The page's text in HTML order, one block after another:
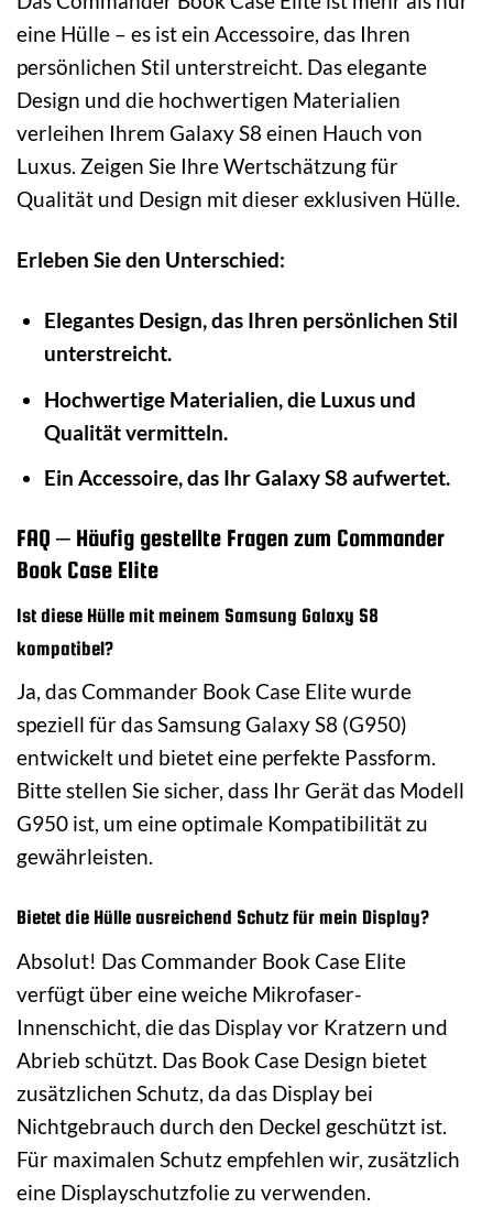
eine Hülle – es ist ein Accessoire, das Ihren
persönlichen Stil unterstreicht. Das elegante
Design und die hochwertigen Materialien
verleihen Ihrem Galaxy S8 einen Hauch von
Luxus. Zeigen Sie Ihre Wertschätzung für
Qualität und Design mit dieser exklusiven Hülle.
Erleben Sie den Unterschied:
Elegantes Design, das Ihren persönlichen Stil
unterstreicht.
Hochwertige Materialien, die Luxus und
Qualität vermitteln.
Ein Accessoire, das Ihr Galaxy S8 aufwertet.
FAQ – Häufig gestellte Fragen zum Commander
Book Case Elite
Ist diese Hülle mit meinem Samsung Galaxy S8
kompatibel?
Ja, das Commander Book Case Elite wurde
speziell für das Samsung Galaxy S8 (G950)
entwickelt und bietet eine perfekte Passform.
Bitte stellen Sie sicher, dass Ihr Gerät das Modell
G950 ist, um eine optimale Kompatibilität zu
gewährleisten.
Bietet die Hülle ausreichend Schutz für mein Display?
Absolut! Das Commander Book Case Elite
verfügt über eine weiche Mikrofaser-
Innenschicht, die das Display vor Kratzern und
Abrieb schützt. Das Book Case Design bietet
zusätzlichen Schutz, da das Display bei
Nichtgebrauch durch den Deckel geschützt ist.
Für maximalen Schutz empfehlen wir, zusätzlich
eine Displayschutzfolie zu verwenden.